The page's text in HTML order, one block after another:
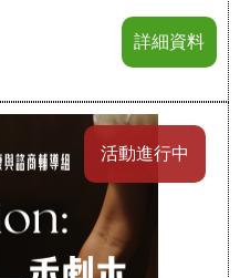
詳細資料
活動進行中